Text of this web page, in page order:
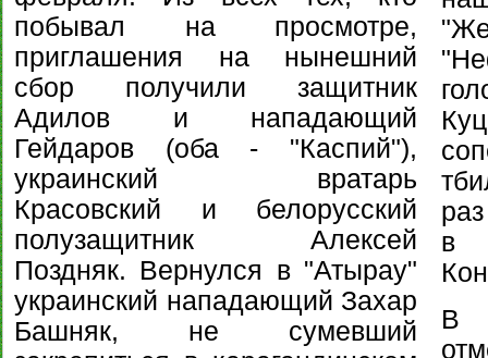
побывал на просмотре,
приглашения на нынешний
сбор получили защитник
Адилов и нападающий
Гейдаров (оба - "Каспий"),
украинский вратарь
Красовский и белорусский
полузащитник Алексей
Поздняк. Вернулся в "Атырау"
украинский нападающий Захар
Башняк, не сумевший
в
В